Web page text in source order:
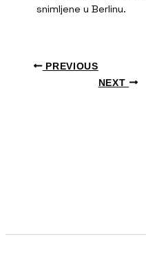
snimljene u Berlinu.
PREVIOUS
NEXT